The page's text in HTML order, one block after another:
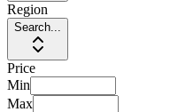
Region
Search...
Price
Min
Max